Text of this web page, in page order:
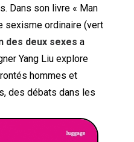
Dans son livre « Man
sexisme ordinaire (vert
des deux sexes a
Yang Liu explore
hommes et
des débats dans les